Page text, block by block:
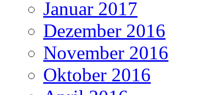
Januar 2017
Dezember 2016
November 2016
Oktober 2016